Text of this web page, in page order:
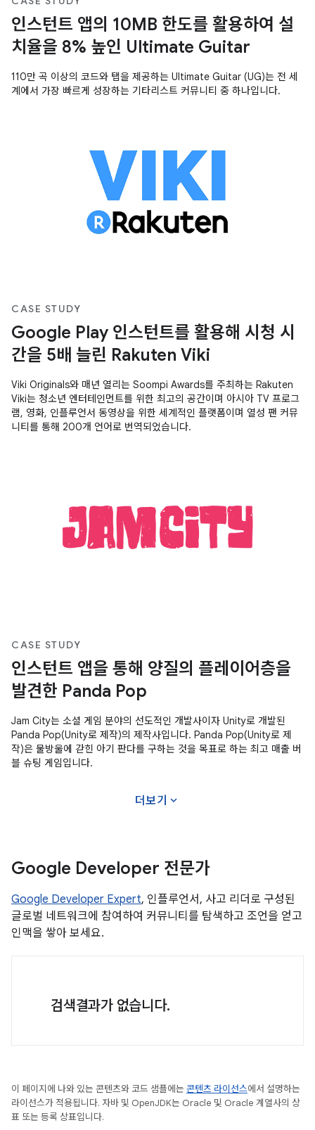
인스턴트 앱의 10MB 한도를 활용하여 설
치율을 8% 높인 Ultimate Guitar
110만 곡 이상의 코드와 탭을 제공하는 Ultimate Guitar (UG)는 전 세
계에서 가장 빠르게 성장하는 기타리스트 커뮤니티 중 하나입니다.
CASE STUDY
Google Play 인스턴트를 활용해 시청 시
간을 5배 늘린 Rakuten Viki
Viki Originals와 매년 열리는 Soompi Awards를 주최하는 Rakuten
Viki는 청소년 엔터테인먼트를 위한 최고의 공간이며 아시아 TV 프로그
램, 영화, 인플루언서 동영상을 위한 세계적인 플랫폼이며 열성 팬 커뮤
니티를 통해 200개 언어로 번역되었습니다.
CASE STUDY
인스턴트 앱을 통해 양질의 플레이어층을
발견한 Panda Pop
Jam City는 소셜 게임 분야의 선도적인 개발사이자 Unity로 개발된
Panda Pop(Unity로 제작)의 제작사입니다. Panda Pop(Unity로 제
작)은 물방울에 갇힌 아기 판다를 구하는 것을 목표로 하는 최고 매출 버
블 슈팅 게임입니다.
더보기 expand_more
Google Developer 전문가
Google Developer Expert, 인플루언서, 사고 리더로 구성된
글로벌 네트워크에 참여하여 커뮤니티를 탐색하고 조언을 얻고
인맥을 쌓아 보세요.
검색결과가 없습니다.
이 페이지에 나와 있는 콘텐츠와 코드 샘플에는 콘텐츠 라이선스에서 설명하는
라이선스가 적용됩니다. 자바 및 OpenJDK는 Oracle 및 Oracle 계열사의 상
표 또는 등록 상표입니다.